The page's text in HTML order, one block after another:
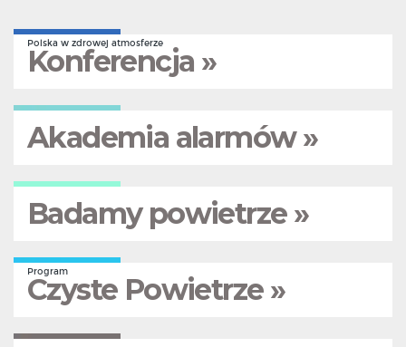
Polska w zdrowej atmosferze
Konferencja »
Akademia alarmów »
Badamy powietrze »
Program
Czyste Powietrze »